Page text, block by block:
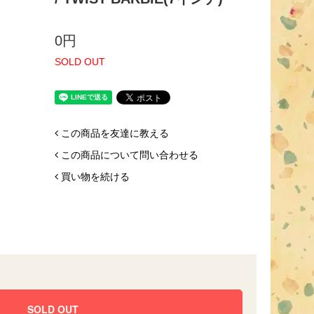
0円
SOLD OUT
この商品を友達に教える
この商品について問い合わせる
買い物を続ける